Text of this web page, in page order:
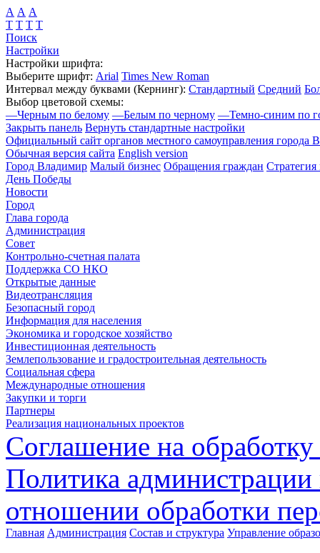
А А А
Т Т Т Т
Поиск
Настройки
Настройки шрифта:
Выберите шрифт: Arial Times New Roman
Интервал между буквами (Кернинг): Стандартный Средний
Выбор цветовой схемы:
—Черным по белому —Белым по черному —Темно-синим по
Закрыть панель Вернуть стандартные настройки
Официальный сайт органов местного самоуправления города
Обычная версия сайта English version
Город Владимир Малый бизнес Обращения граждан Стратегия
День Победы
Новости
Город
Глава города
Администрация
Совет
Контрольно-счетная палата
Поддержка СО НКО
Открытые данные
Видеотрансляция
Безопасный город
Информация для населения
Экономика и городское хозяйство
Инвестиционная деятельность
Землепользование и градостроительная деятельность
Социальная сфера
Международные отношения
Закупки и торги
Партнеры
Реализация национальных проектов
Соглашение на
Политика
отношении обработки
Главная Администрация Состав и структура Управление